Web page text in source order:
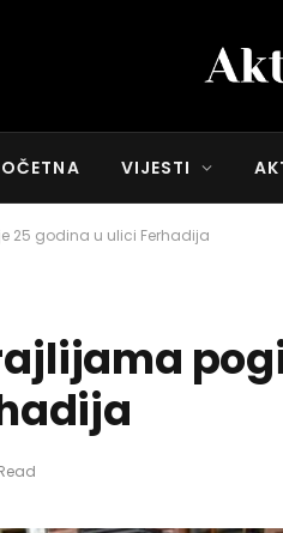
VIJESTI
25 godina u ulici Ferhadija